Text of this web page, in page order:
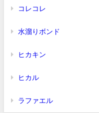
コレコレ
水溜りボンド
ヒカキン
ヒカル
ラファエル